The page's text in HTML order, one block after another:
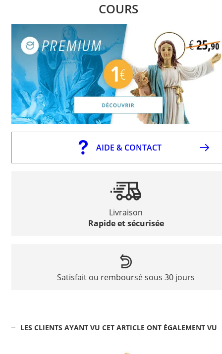
COURS
AIDE & CONTACT
Livraison
Rapide et sécurisée
Satisfait ou remboursé sous 30 jours
LES CLIENTS AYANT VU CET ARTICLE ONT ÉGALEMENT VU